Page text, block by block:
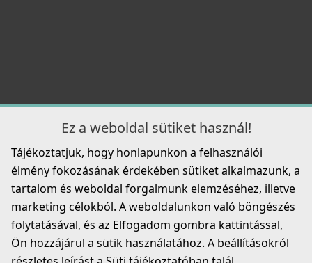
Elleci ATH040OL Vágódeszka HPL - Olmo szilfa - Kifutó
termék!
ATH040OL
Ez a weboldal sütiket használ!
Tájékoztatjuk, hogy honlapunkon a felhasználói
élmény fokozásának érdekében sütiket alkalmazunk, a
tartalom és weboldal forgalmunk elemzéséhez, illetve
marketing célokból. A weboldalunkon való böngészés
folytatásával, és az Elfogadom gombra kattintással,
Ön hozzájárul a sütik használatához. A beállításokról